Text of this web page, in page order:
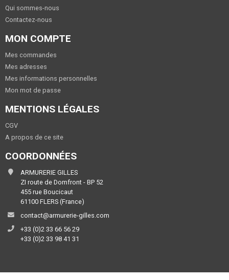
Qui sommes-nous
Contactez-nous
MON COMPTE
Mes commandes
Mes adresses
Mes informations personnelles
Mon mot de passe
MENTIONS LÉGALES
CGV
A propos de ce site
COORDONNÉES
ARMURERIE GILLES
ZI route de Domfront - BP 52
455 rue Boucicaut
61100 FLERS (France)
contact@armurerie-gilles.com
+33 (0)2 33 66 56 29
+33 (0)2 33 98 41 31